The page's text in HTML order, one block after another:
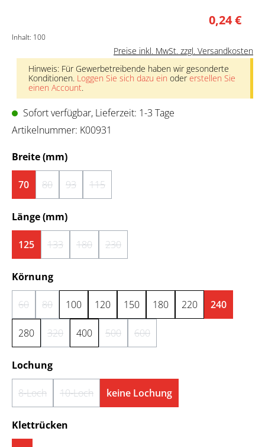
0,24 €
Inhalt: 100
Preise inkl. MwSt. zzgl. Versandkosten
Hinweis: Für Gewerbetreibende haben wir gesonderte
Konditionen. Loggen Sie sich dazu ein odererstellen Sie
einen Account.
Sofort verfügbar, Lieferzeit: 1-3 Tage
Artikelnummer: K00931
Breite (mm)auswählen
70 80(Diese Option ist zurzeit nicht verfügbar.)
93(Diese Option ist zurzeit nicht verfügbar.)
115(Diese Option ist zurzeit nicht verfügbar.)
Länge (mm)auswählen
125 133(Diese Option ist zurzeit nicht verfügbar.)
180(Diese Option ist zurzeit nicht verfügbar.)
230(Diese Option ist zurzeit nicht verfügbar.)
Körnungauswählen
60(Diese Option ist zurzeit nicht verfügbar.)
80(Diese Option ist zurzeit nicht verfügbar.)
100 120 150 180 220 240
280 320(Diese Option ist zurzeit nicht verfügbar.)
400 500(Diese Option ist zurzeit nicht verfügbar.)
600(Diese Option ist zurzeit nicht
Lochungauswählen
8-Loch(Diese Option ist zurzeit nicht verfügbar.)
10-Loch(Diese Option ist zurzeit nicht verfügbar.)
keine Lochung
Klettrücken